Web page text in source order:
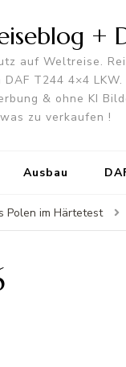
+
auf Weltreise.
T244 4×4
& ohne KI
zu verkaufen !
Ausbau
Polen im Härtetest